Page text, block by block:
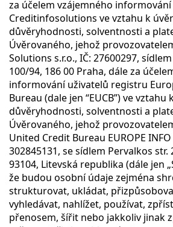
za účelem vzájemného
Creditinfosolutions ve vztahu k
důvěryhodnosti, solventnosti a
Úvěrovaného, jehož
Solutions s.r.o., IČ: 27600297,
100/94, 186 00 Praha, dále za
informování uživatelů registru
Bureau (dale jen “EUCB”) ve
důvěryhodnosti, solventnosti a
Úvěrovaného, jehož
United Credit Bureau EUROPE INFO
302845131, se sídlem Pervalkos str.
93104, Litevská republika (dále jen
že budou osobní údaje zejména
strukturovat, ukládat,
vyhledávat, nahlížet, používat,
přenosem, šířit nebo jakkoliv jinak